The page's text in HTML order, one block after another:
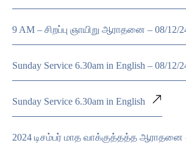
9 AM – சிறப்பு ஞாயிறு ஆராதனை – 08/12/
Sunday Service 6.30am in English – 08/12/
Sunday Service 6.30am in English
2024 டிசம்பர் மாத வாக்குத்தத்த ஆராதனை -